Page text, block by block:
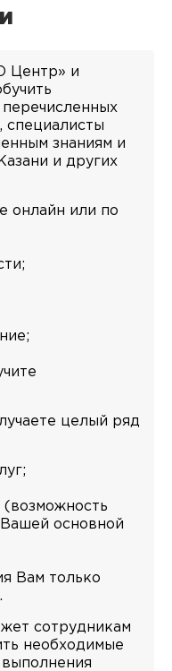
Центр» и
специалисты
знаниям и
и других
онлайн или по
целый ряд
(возможность
основной
Вам только
сотрудникам
необходимые